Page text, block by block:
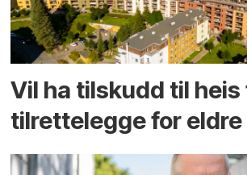
Vil ha tilskudd til heis
tilrettelegge for eldre